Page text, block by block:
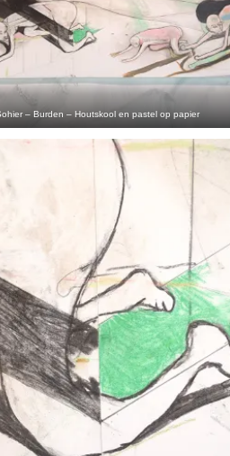
– Burden – Houtskool en pastel op papier